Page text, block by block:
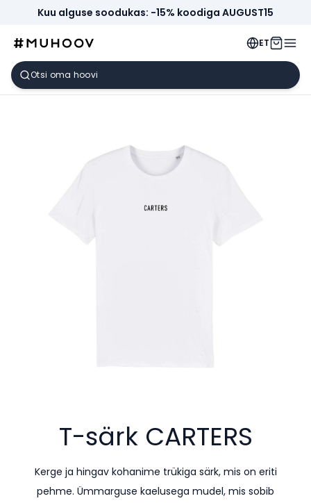
Kuu alguse soodukas: -15% koodiga AUGUST15
ET
T-särk CARTERS
Kerge ja hingav kohanime trükiga särk, mis on eriti
pehme. Ümmarguse kaelusega mudel, mis sobib